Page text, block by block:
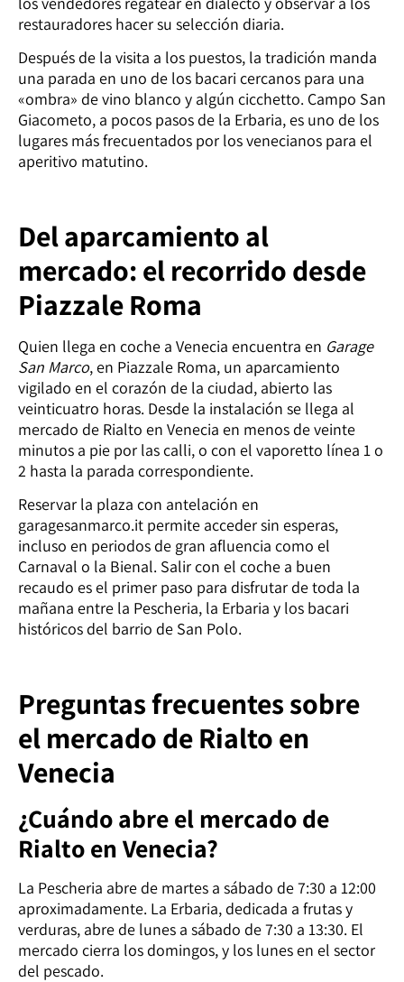
restauradores hacer su selección diaria.
Después de la visita a los puestos, la tradición manda
una parada en uno de los bacari cercanos para una
«ombra» de vino blanco y algún cicchetto. Campo San
Giacometo, a pocos pasos de la Erbaria, es uno de los
lugares más frecuentados por los venecianos para el
aperitivo matutino.
Del aparcamiento al
mercado: el recorrido desde
Piazzale Roma
Quien llega en coche a Venecia encuentra en Garage
San Marco, en Piazzale Roma, un aparcamiento
vigilado en el corazón de la ciudad, abierto las
veinticuatro horas. Desde la instalación se llega al
mercado de Rialto en Venecia en menos de veinte
minutos a pie por las calli, o con el vaporetto línea 1 o
2 hasta la parada correspondiente.
Reservar la plaza con antelación en
garagesanmarco.it permite acceder sin esperas,
incluso en periodos de gran afluencia como el
Carnaval o la Bienal. Salir con el coche a buen
recaudo es el primer paso para disfrutar de toda la
mañana entre la Pescheria, la Erbaria y los bacari
históricos del barrio de San Polo.
Preguntas frecuentes sobre
el mercado de Rialto en
Venecia
¿Cuándo abre el mercado de
Rialto en Venecia?
La Pescheria abre de martes a sábado de 7:30 a 12:00
aproximadamente. La Erbaria, dedicada a frutas y
verduras, abre de lunes a sábado de 7:30 a 13:30. El
mercado cierra los domingos, y los lunes en el sector
del pescado.